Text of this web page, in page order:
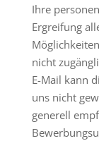
Ihre
Ergreifung
nicht
E-Mail kann
uns nicht
generell